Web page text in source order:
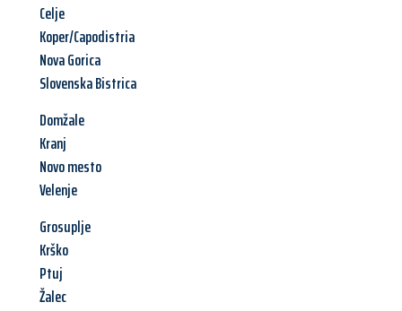
Celje
Koper/Capodistria
Nova Gorica
Slovenska Bistrica
Domžale
Kranj
Novo mesto
Velenje
Grosuplje
Krško
Ptuj
Žalec